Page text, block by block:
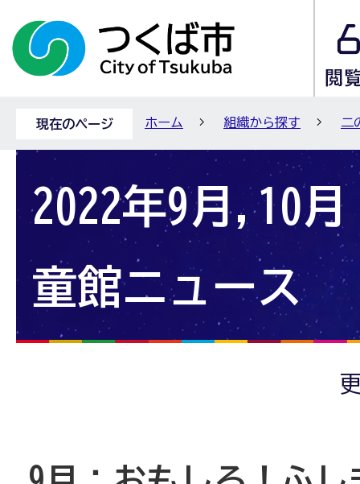
現在のページ ホーム 組織から探す 二
2022年9月,10
童館ニュース